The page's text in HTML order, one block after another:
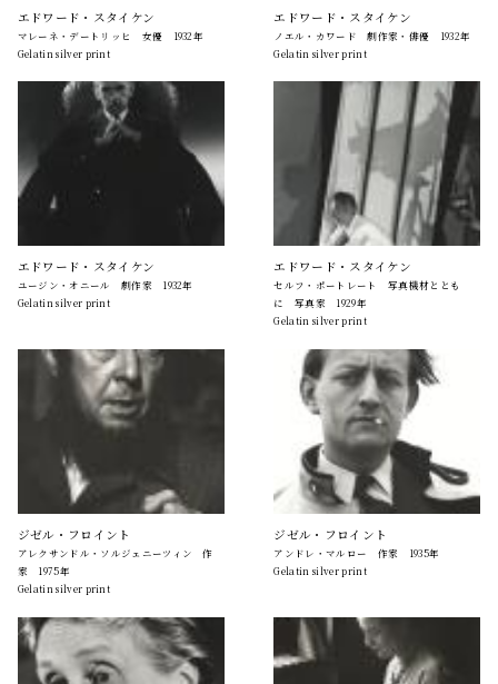
エドワード・スタイケン
マレーネ・デートリッヒ 女優 1932年
Gelatin silver print
エドワード・スタイケン
ノエル・カワード 劇作家・俳優 1932年
Gelatin silver print
エドワード・スタイケン
ユージン・オニール 劇作家 1932年
Gelatin silver print
エドワード・スタイケン
セルフ・ポートレート 写真機材ととも
に 写真家 1929年
Gelatin silver print
ジゼル・フロイント
アレクサンドル・ソルジェニーツィン 作
家 1975年
Gelatin silver print
ジゼル・フロイント
アンドレ・マルロー 作家 1935年
Gelatin silver print